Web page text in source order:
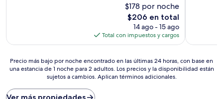
$178 por noche
El
precio
actual
es
$206
$206 en total
14 ago - 15 ago
Total con impuestos y cargos
Precio
más
por
noche
Precio más bajo por noche encontrado en las últimas 24 horas, con base en
una estancia de 1 noche para 2 adultos. Los precios y la disponibilidad están
sujetos a cambios. Aplican términos adicionales.
Ver más propiedades